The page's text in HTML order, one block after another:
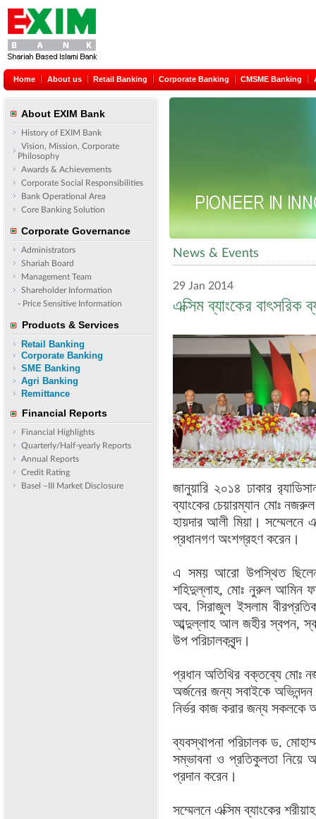
Home About us Retail Banking Corporate Banking CMSME Banking
About EXIM Bank
History of EXIM Bank
Vision, Mission, Corporate
Philosophy
Awards & Achievements
Corporate Social Responsibilities
Bank Operational Area
Core Banking Solution
Corporate Governance
Administrators
Shariah Board
Management Team
Shareholder Information
- Price Sensitive Information
Products & Services
Retail Banking
Corporate Banking
SME Banking
Agri Banking
Remittance
Financial Reports
Financial Highlights
Quarterly/Half-yearly Reports
Annual Reports
Credit Rating
Basel –III Market Disclosure
News & Events
29 Jan 2014
এক্সিম ব্যাংকের
জানুয়ারি ২০১৪ ঢাকার
ব্যাংকের চেয়ারম্যান মোঃ
হায়দার আলী মিয়া। সম্মেলনে
প্রধানগণ অংশগ্রহণ করেন।
এ সময় আরো উপস্থিত ছিলেন
শহিদুল্লাহ, মোঃ নুরুল আমিন
অব. সিরাজুল ইসলাম
আব্দুল্লাহ আল জহীর স্বপন,
উপ পরিচালকবৃন্দ।
প্রধান অতিথির বক্তব্যে মোঃ
অর্জনের জন্য সবাইকে অভিনন্দন
নির্ভর কাজ করার জন্য সকলকে
ব্যবস্থাপনা পরিচালক ড.
সম্ভাবনা ও প্রতিকুলতা নিয়ে
প্রদান করেন।
সম্মেলনে এক্সিম ব্যাংকের